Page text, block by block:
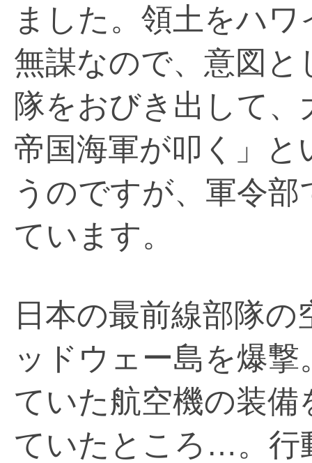
ました。領土をハ
無謀なので、意図
隊をおびき出して
帝国海軍が叩く」
うのですが、軍令
ています。
日本の最前線部隊
ッドウェー島を爆
ていた航空機の装
ていたところ…。行